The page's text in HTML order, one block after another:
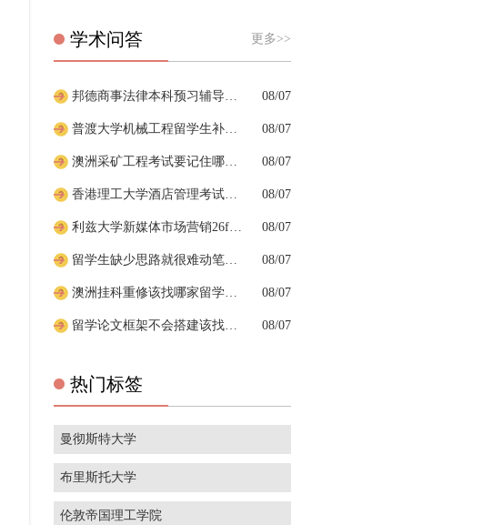
学术问答 更多>>
08/07
08/07
08/07
08/07
08/07
08/07
08/07
08/07
热门标签
曼彻斯特大学
布里斯托大学
伦敦帝国理工学院